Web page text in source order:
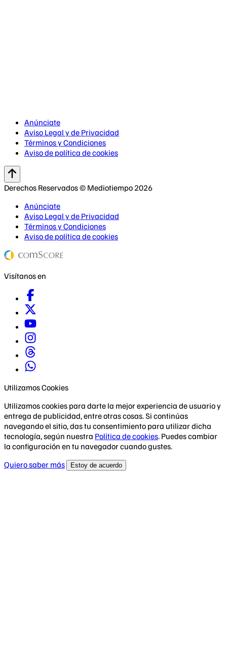
Anúnciate
Aviso Legal y de Privacidad
Términos y Condiciones
Aviso de política de cookies
Derechos Reservados © Mediotiempo 2026
Anúnciate
Aviso Legal y de Privacidad
Términos y Condiciones
Aviso de política de cookies
Visítanos en
Utilizamos Cookies
Utilizamos cookies para darte la mejor experiencia de usuario y
entrega de publicidad, entre otras cosas. Si continúas
navegando el sitio, das tu consentimiento para utilizar dicha
tecnología, según nuestra Política de cookies. Puedes cambiar
la configuración en tu navegador cuando gustes.
Quiero saber más
Estoy de acuerdo